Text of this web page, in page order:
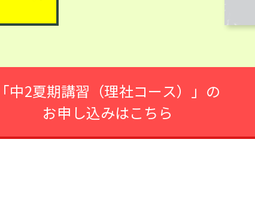
「中2夏期講習（理社コース）」の
お申し込みはこちら